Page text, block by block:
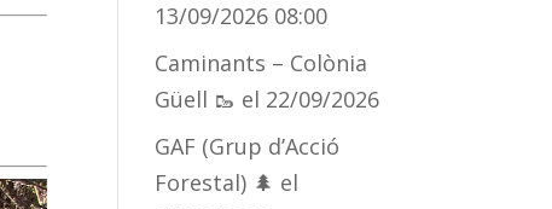
13/09/2026 08:00
Caminants – Colònia
Güell 🥾 el 22/09/2026
GAF (Grup d’Acció
Forestal) 🌲 el